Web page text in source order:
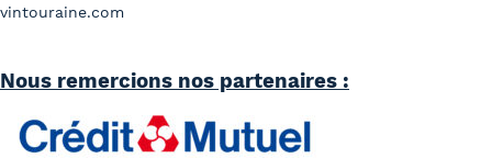
vintouraine.com
Nous remercions nos partenaires :